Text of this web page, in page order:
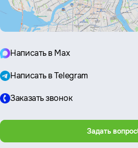
Написать в Max
Написать в Telegram
Заказать звонок
Задать вопрос